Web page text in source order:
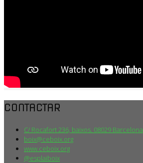
CONTACTAR
C/ Rocafort 236, baixos. 08029 Barcelona
boix@ceboix.org
www.ceboix.org
@esplaiboix